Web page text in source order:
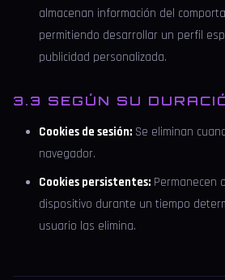
almacenan información del
permitiendo desarrollar un perfil
publicidad personalizada.
3.3 SEGÚN SU
Cookies de sesión: Se eliminan
navegador.
Cookies persistentes: Permanecen
dispositivo durante un tiempo
usuario las elimina.